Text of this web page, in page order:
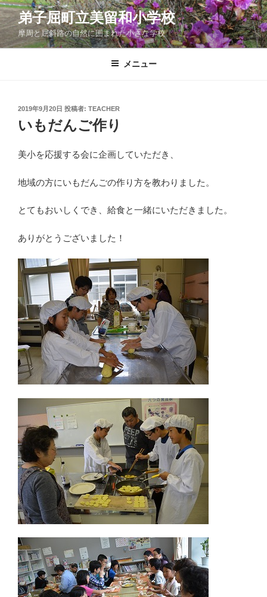
コ
ン
テ
ン
弟子屈町立美留和小学校
摩周と屈斜路の自然に囲まれた小さな学校
メニュー
投
稿
日:
2019年9月20日 投稿者: TEACHER
いもだんご作り
美小を応援する会に企画していただき、
地域の方にいもだんごの作り方を教わりました。
とてもおいしくでき、給食と一緒にいただきました。
ありがとうございました！